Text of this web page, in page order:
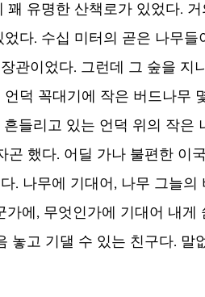
유명한 산책로가 있었다.
다. 수십 미터의 곧은 나무들
관이었다. 그런데 그 숲을 지
덕 꼭대기에 작은 버드나무
들리고 있는 언덕 위의 작은
했다. 어딜 가나 불편한 이
. 나무에 기대어, 나무 그늘의
에, 무엇인가에 기대어 내게
놓고 기댈 수 있는 친구다. 말